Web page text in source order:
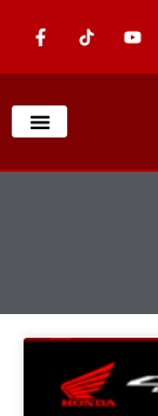
F
a
e
o
o
-
o
t